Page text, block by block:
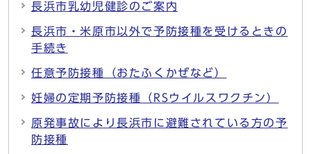
長浜市乳幼児健診のご案内
長浜市・米原市以外で予防接種を受けるときの
手続き
任意予防接種（おたふくかぜなど）
妊婦の定期予防接種（RSウイルスワクチン）
原発事故により長浜市に避難されている方の予
防接種